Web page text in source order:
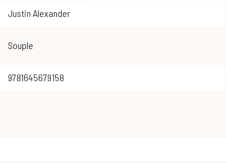
Justin Alexander
Souple
9781645679158